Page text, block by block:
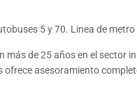
5 y 70. Linea de metro
más de 25 años en el sector
ofrece asesoramiento